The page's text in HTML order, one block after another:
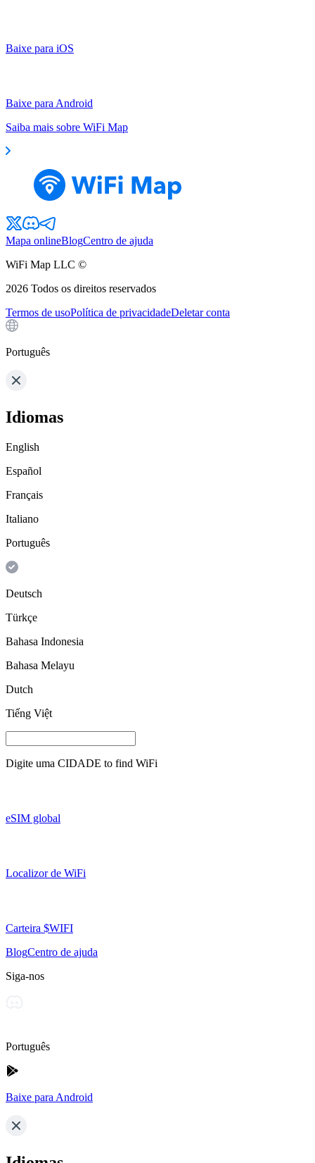
Baixe para iOS
Baixe para Android
Saiba mais sobre WiFi Map
Mapa onlineBlogCentro de ajuda
WiFi Map LLC ©
2026 Todos os direitos reservados
Termos de usoPolítica de privacidadeDeletar conta
Português
Idiomas
English
Español
Français
Italiano
Português
Deutsch
Türkçe
Bahasa Indonesia
Bahasa Melayu
Dutch
Tiếng Việt
Digite uma CIDADE to find WiFi
eSIM global
Localizor de WiFi
Carteira $WIFI
BlogCentro de ajuda
Siga-nos
Português
Baixe para Android